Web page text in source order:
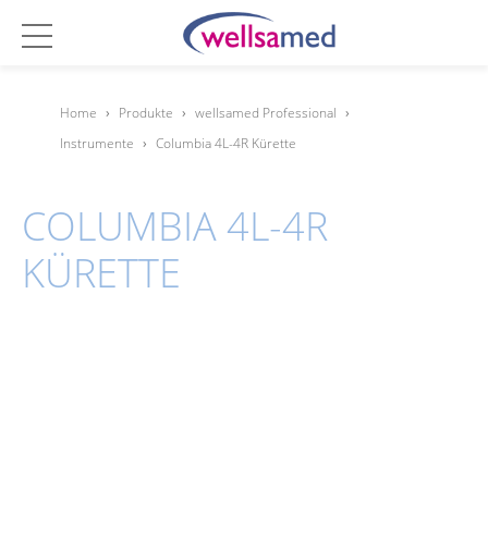
Home › Produkte › wellsamed Professional ›
Instrumente › Columbia 4L-4R Kürette
COLUMBIA 4L-4R
KÜRETTE